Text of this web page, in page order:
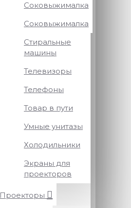
Соковыжималка
Соковыжималка
Стиральные
машины
Телевизоры
Телефоны
Товар в пути
Умные унитазы
Холодильники
Экраны для
проекторов
Проекторы